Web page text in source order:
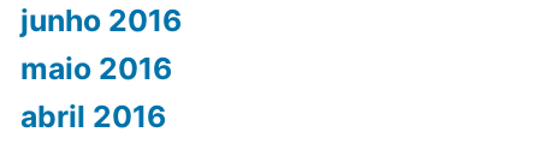
junho 2016
maio 2016
abril 2016